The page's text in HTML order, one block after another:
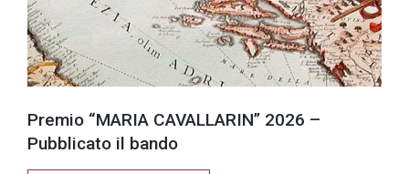
Premio “MARIA CAVALLARIN” 2026 –
Pubblicato il bando